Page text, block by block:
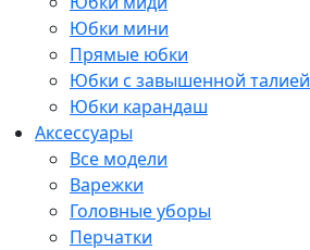
Юбки мини
Прямые юбки
Юбки с завышенной талией
Юбки карандаш
Аксессуары
Все модели
Варежки
Головные уборы
Перчатки